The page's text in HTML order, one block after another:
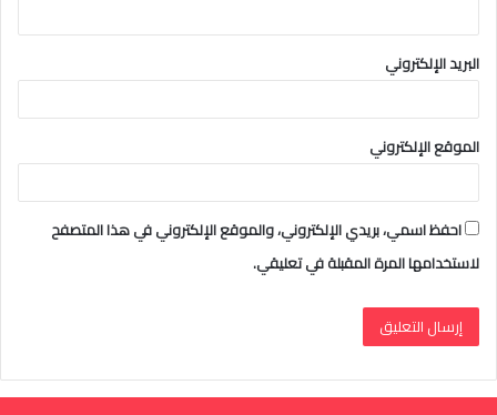
البريد الإلكتروني
الموقع الإلكتروني
احفظ اسمي، بريدي الإلكتروني، والموقع الإلكتروني في هذا المتصفح
لاستخدامها المرة المقبلة في تعليقي.